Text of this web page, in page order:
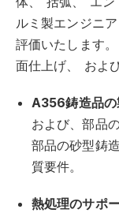
ルミ製エンジニア
評価いたします。
面仕上げ、
およ
A356鋳造品の
および、部品
部品の砂型鋳造
質要件。
熱処理のサポ